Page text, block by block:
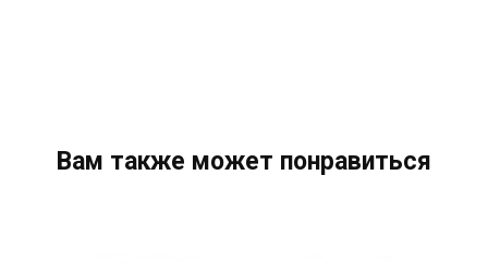
Вам также может понравиться